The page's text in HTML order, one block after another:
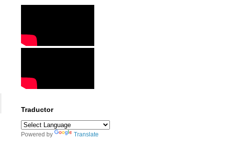
Traductor
Powered by Translate